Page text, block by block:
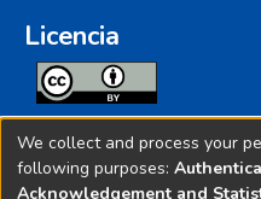
Licencia
Todos los contenidos de
licenciados bajo
We collect and process your
following purposes:
Acknowledgement and